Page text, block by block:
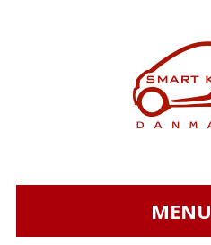
MENU